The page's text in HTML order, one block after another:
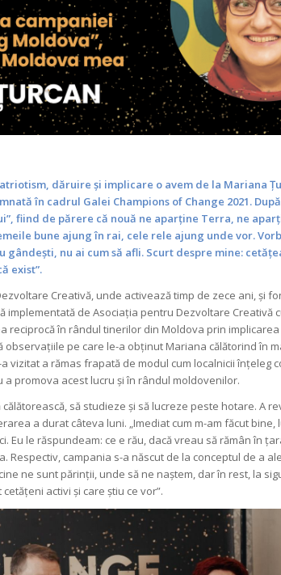
dăruire și implicare o avem de la Mariana
în cadrul Galei Champions of Change 2021.
fiind de părere că nouă ne aparține Terra, ne
bune ajung în rai, cele rele ajung unde vor.
gândești, nu ai cum să afli. Scurt despre mine:
exist”.
Creativă, unde activează timp de zece ani, și
implementată de Asociația pentru Dezvoltare Creativă
reciprocă în rândul tinerilor din Moldova prin implicarea
observațiile pe care le-a obținut Mariana călătorind în
vizitat a rămas frapată de modul cum localnicii înțeleg
promova acest lucru și în rândul moldovenilor.
să studieze și să lucreze peste hotare. A
a durat câteva luni. „Imediat cum m-am făcut
Eu le răspundeam: ce e rău, dacă vreau să rămân în
Respectiv, campania s-a născut de la conceptul de a
ne sunt părinții, unde să ne naștem, dar în rest, la
activi și care știu ce vor”.